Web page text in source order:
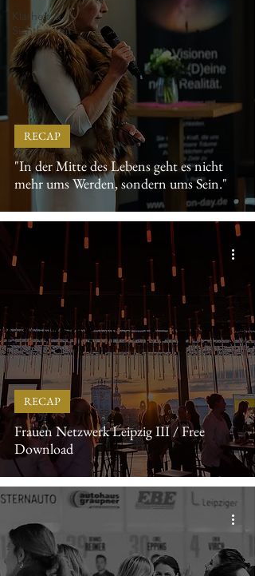
Klarheit &
Sichtbarkeit
"In der Mitte des Lebens geht es nicht
mehr ums Werden, sondern ums Sein."
RECAP
Frauen Netzwerk Leipzig III / Free
Download
RECAP